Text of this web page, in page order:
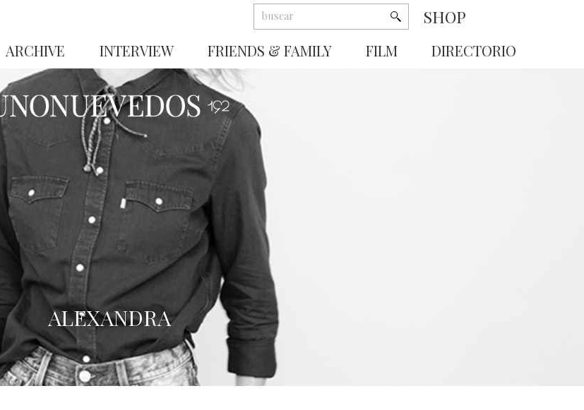
SHOP
ARCHIVE INTERVIEW FRIENDS & FAMILY FILM DIRECTORIO
ALEXANDRA